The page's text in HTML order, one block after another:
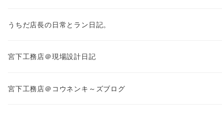
うちだ店長の日常とラン日記。
宮下工務店＠現場設計日記
宮下工務店＠コウネンキ～ズブログ